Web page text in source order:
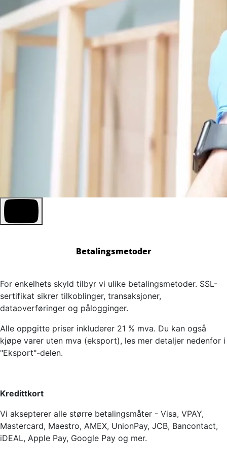
Betalingsmetoder
For enkelhets skyld tilbyr vi ulike betalingsmetoder. SSL-
sertifikat sikrer tilkoblinger, transaksjoner,
dataoverføringer og pålogginger.
Alle oppgitte priser inkluderer 21 % mva. Du kan også
kjøpe varer uten mva (eksport), les mer detaljer nedenfor i
"Eksport"-delen.
Kredittkort
Vi aksepterer alle større betalingsmåter - Visa, VPAY,
Mastercard, Maestro, AMEX, UnionPay, JCB, Bancontact,
iDEAL, Apple Pay, Google Pay og mer.